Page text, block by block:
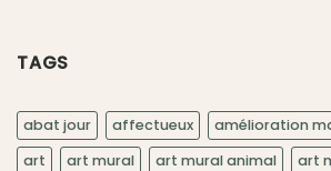
TAGS
abat jour affectueux amélioration
art
art mural art mural animal
art